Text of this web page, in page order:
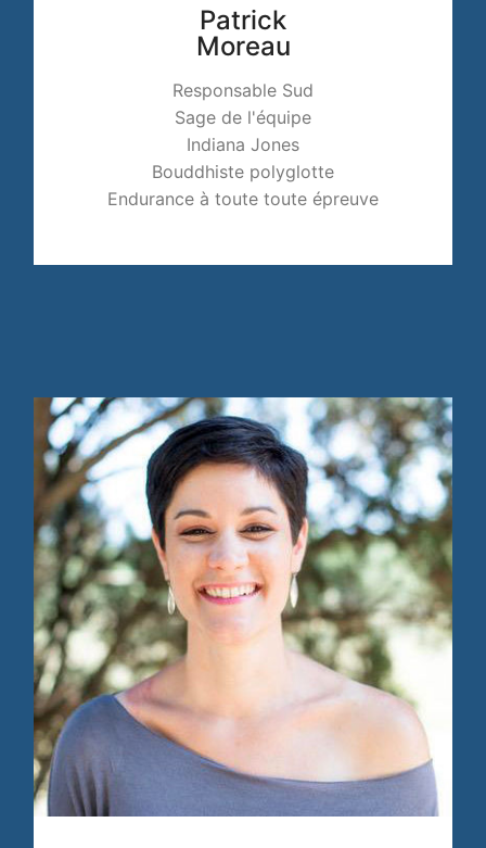
Patrick
Moreau
Responsable Sud
Sage de l'équipe
Indiana Jones
Bouddhiste polyglotte
Endurance à toute toute épreuve